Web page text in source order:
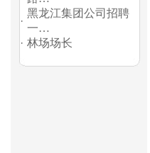
·
黑龙江集团公司招聘
一…
· 林场场长